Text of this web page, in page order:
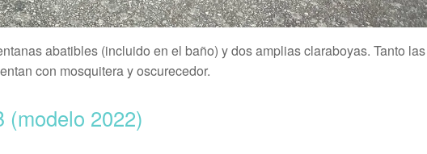
abatibles (incluido en el baño) y dos amplias claraboyas. Tanto las
con mosquitera y oscurecedor.
(modelo 2022)